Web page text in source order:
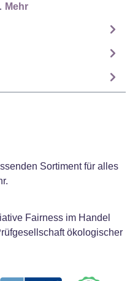
Mehr
Sortiment für alles
Fairness im Handel
ökologischer